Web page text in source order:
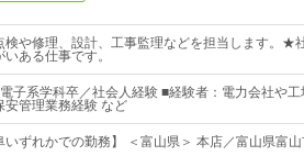
検や修理、設計、工事監理などを担当します。★
ある仕事です。
子系学科卒／社会人経験 ■経験者：電力会社や
安管理業務経験 など
いずれかでの勤務】 ＜富山県＞ 本店／富山県富